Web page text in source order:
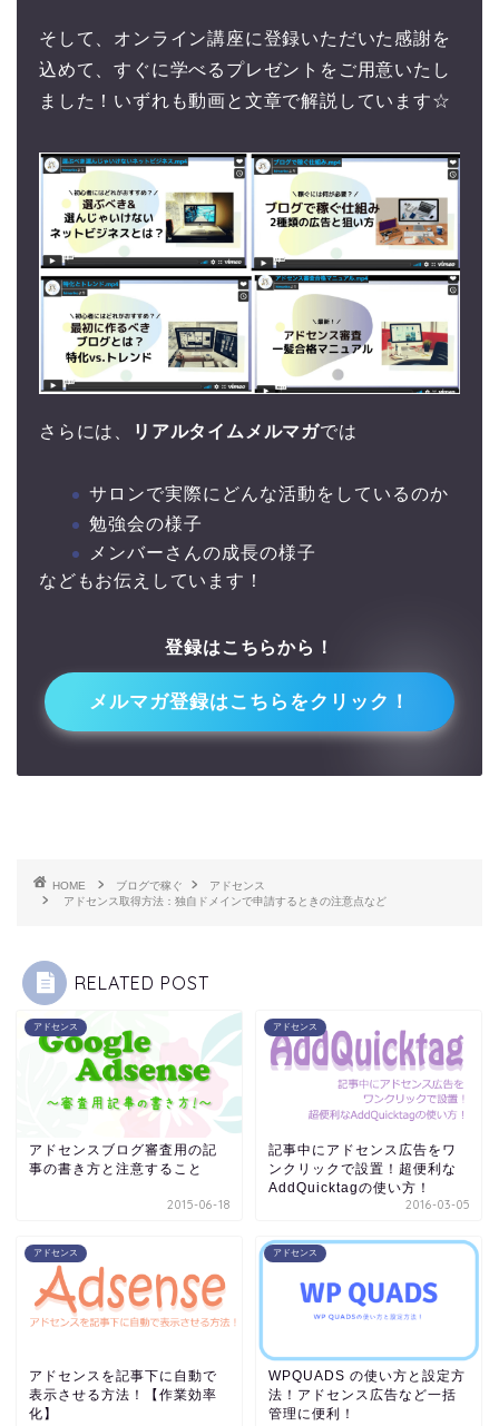
そして、オンライン講座に登録いただいた感謝を
込めて、すぐに学べるプレゼントをご用意いたし
ました！いずれも動画と文章で解説しています☆
さらには、 リアルタイムメルマガでは
サロンで実際にどんな活動をしているのか
勉強会の様子
メンバーさんの成長の様子
などもお伝えしています！
登録はこちらから！
↓↓
メルマガ登録はこちらをクリック！
HOME ブログで稼ぐ
アドセンス
アドセンス取得方法：独自ドメインで申請するときの注意点など
RELATED POST
アドセンス
アドセンスブログ審査用の記
事の書き方と注意すること
2015-06-18
アドセンス
記事中にアドセンス広告をワ
ンクリックで設置！超便利な
AddQuicktagの使い方！
2016-03-05
アドセンス
アドセンスを記事下に自動で
表示させる方法！【作業効率
化】
アドセンス
WPQUADS の使い方と設定方
法！アドセンス広告など一括
管理に便利！